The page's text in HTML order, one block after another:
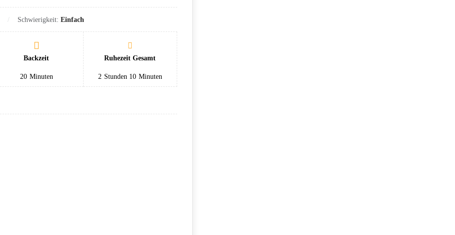
Schwierigkeit: Einfach
Backzeit
20 Minuten
Ruhezeit Gesamt
2 Stunden 10 Minuten